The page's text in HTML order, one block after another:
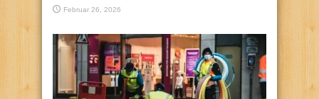
Februar 26, 2026